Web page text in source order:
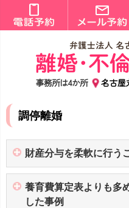
事務所は4か所 名古屋
調停離婚
財産分与を柔軟に行う
養育費算定表よりも多
した事例